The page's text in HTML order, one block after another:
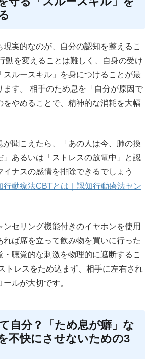
現実的なのが、自分の認知を整えるこ
動を変えることは難しく、自身の受け
スルースキル」を身につけることが最
ます。 相手のため息を「自分が原因で
をやめることで、精神的な消耗を大幅
が聞こえたら、「あの人は今、肺の換
」あるいは「ストレスの放電中」と認
イナスの感情を排除できるでしょう
行動療法CBTとは｜認知行動療法セン
ンセリング機能付きのイヤホンを使用
れば席を立って飲み物を買いに行った
・聴覚的な刺激を物理的に遮断するこ
トレスをため込まず、相手に左右され
ルが大切です。
自分？「ため息が癖」な
不快にさせないための3